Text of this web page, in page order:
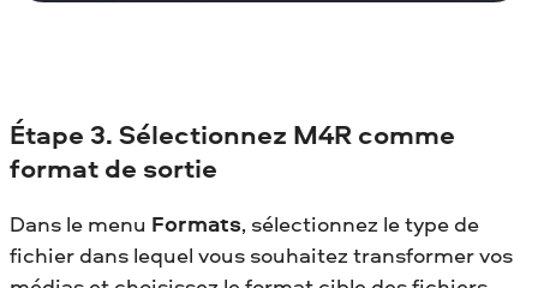
Étape 3. Sélectionnez M4R comme
format de sortie
Dans le menu Formats, sélectionnez le type de
fichier dans lequel vous souhaitez transformer vos